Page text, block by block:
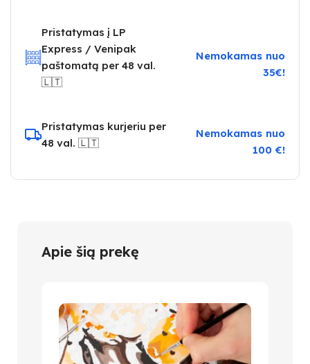
Pristatymas į LP
Express / Venipak
paštomatą per 48 val.
🇱🇹
Nemokamas nuo
35€!
Pristatymas kurjeriu per
48 val. 🇱🇹
Nemokamas nuo
100 €!
Apie šią prekę